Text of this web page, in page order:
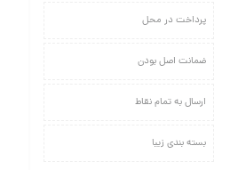
پرداخت در محل
ضمانت اصل بودن
ارسال به تمام نقاط
بسته بندی زیبا